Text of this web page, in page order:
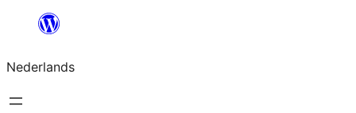
de
inhoud
Nederlands